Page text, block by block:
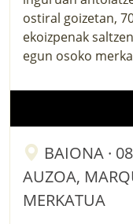
ostiral goizetan,
ekoizpenak
egun osoko
BAIONA ·
AUZOA,
MERKATUA